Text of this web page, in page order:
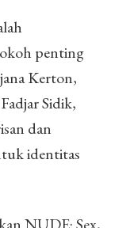
penting
Kerton,
Sidik,
dan
identitas